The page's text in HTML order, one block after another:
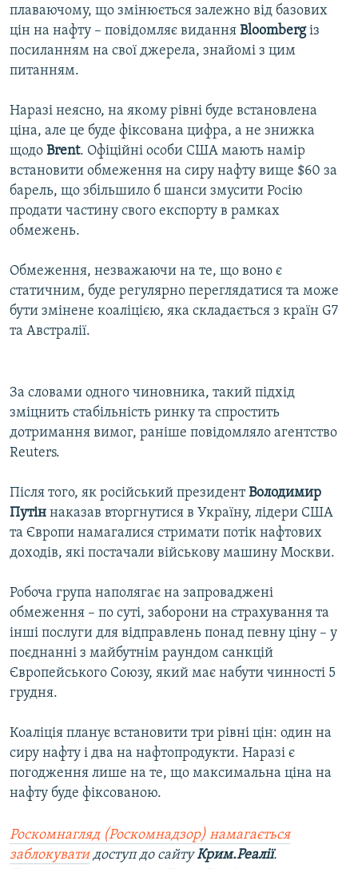
плаваючому, що змінюється залежно від базових
цін на нафту – повідомляє видання Bloombergіз
посиланням на свої джерела, знайомі з цим
питанням.
Наразі неясно, на якому рівні буде встановлена
ціна, але це буде фіксована цифра, а не знижка
щодо Brent. Офіційні особи США мають намір
встановити обмеження на сиру нафту вище $60 за
барель, що збільшило б шанси змусити Росію
продати частину свого експорту в рамках
обмежень.
Обмеження, незважаючи на те, що воно є
статичним, буде регулярно переглядатися та може
бути змінене коаліцією, яка складається з країн G7
та Австралії.
За словами одного чиновника, такий підхід
зміцнить стабільність ринку та спростить
дотримання вимог, раніше повідомляло агентство
Reuters.
Після того, як російський президентВолодимир
Путін наказав вторгнутися в Україну, лідери США
та Європи намагалися стримати потік нафтових
доходів, які постачали військову машину Москви.
Робоча група наполягає на запроваджені
обмеження – по суті, заборони на страхування та
інші послуги для відправлень понад певну ціну – у
поєднанні з майбутнім раундом санкцій
Європейського Союзу, який має набути чинності 5
грудня.
Коаліція планує встановити три рівні цін: один на
сиру нафту і два на нафтопродукти. Наразі є
погодження лише на те, що максимальна ціна на
нафту буде фіксованою.
Роскомнагляд (Роскомнадзор) намагається
заблокуватидоступ до сайтуКрим.Реалії.